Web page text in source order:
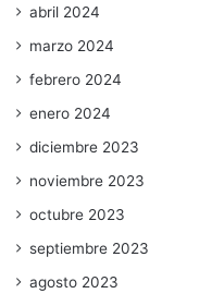
abril 2024
marzo 2024
febrero 2024
enero 2024
diciembre 2023
noviembre 2023
octubre 2023
septiembre 2023
agosto 2023